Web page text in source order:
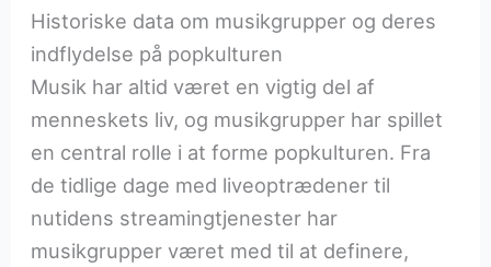
Historiske data om musikgrupper og deres
indflydelse på popkulturen
Musik har altid været en vigtig del af
menneskets liv, og musikgrupper har spillet
en central rolle i at forme popkulturen. Fra
de tidlige dage med liveoptrædener til
nutidens streamingtjenester har
musikgrupper været med til at definere,